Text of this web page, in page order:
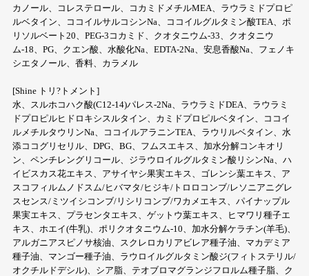
カノール、コレステロール、コカミドメチルMEA、ラウラミドプロピ
ルベタイン、ココイルサルコシンNa、ココイルグルタミン酸TEA、ポ
リソルベート20、PEG-3コカミド、クオタニウム-33、クオタニウ
ム-18、PG、クエン酸、水酸化Na、EDTA-2Na、安息香酸Na、フェノキ
シエタノール、香料、カラメル
[Shine トリ?トメント]
水、スルホコハク酸(C12-14)パレス-2Na、ラウラミドDEA、ラウラミ
ドプロピルヒドロキシスルタイン、カミドプロピルベタイン、ココイ
ルメチルタウリンNa、ココイルアラニンTEA、ラウリルベタイン、水
添ココグリセリル、DPG、BG、フムスエキス、加水分解コンキオリ
ン、ペンチレングリコール、ジラウロイルグルタミン酸リシンNa、ハ
イビスカス花エキス、アサイヤシ果実エキス、ゴレンシ葉エキス、ア
スコフィルムノドスム/ヒバマタ/ヒジキ/トロロコンブ/レソニアニグレ
スセンス/ミツイシコンブ/リシリコンブ/ワカメエキス、パイナップル
果実エキス、プラセンタエキス、ゲットウ葉エキス、ヒマワリ種子エ
キス、ホエイ(牛乳)、ポリクオタニウム-10、加水分解ケラチン(羊毛)、
アルガニアスピノサ核油、スクレロカリアビレア種子油、マカデミア
種子油、マンゴー種子油、ラウロイルグルタミン酸ジ(フィトステリル/
オクチルドデシル)、シア脂、テオブロマグランジフロルム種子脂、ク